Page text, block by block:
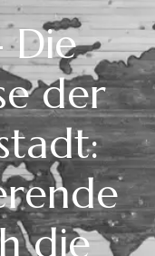
Die
der
die